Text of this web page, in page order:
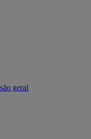
geral